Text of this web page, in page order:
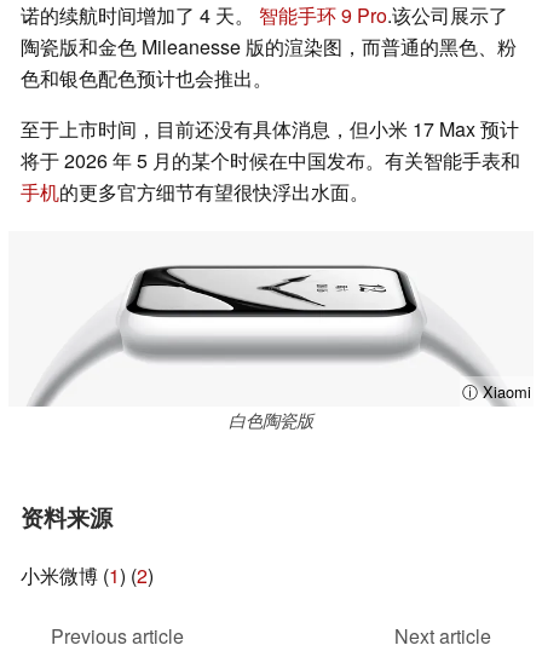
诺的续航时间增加了 4 天。 智能手环 9 Pro.该公司展示了
陶瓷版和金色 Mileanesse 版的渲染图，而普通的黑色、粉
色和银色配色预计也会推出。
至于上市时间，目前还没有具体消息，但小米 17 Max 预计
将于 2026 年 5 月的某个时候在中国发布。有关智能手表和
手机的更多官方细节有望很快浮出水面。
ⓘ Xiaomi
白色陶瓷版
资料来源
小米微博 (1) (2)
Previous article
Next article